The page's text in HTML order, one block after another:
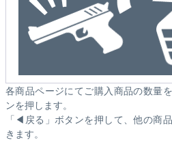
各商品ページにてご購入商品の数量
ンを押します。
「◀戻る」ボタンを押して、他の商
きます。